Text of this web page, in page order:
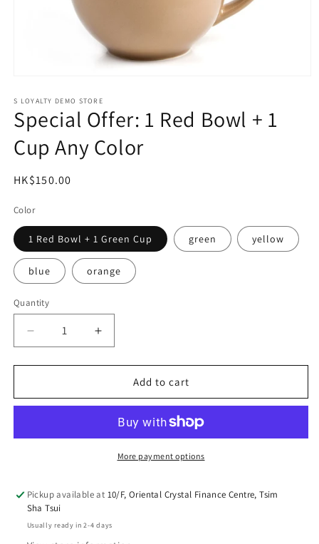
1
in
modal
S LOYALTY DEMO STORE
Special Offer: 1 Red Bowl + 1
Cup Any Color
Regular
HK$150.00
Color
1 Red Bowl + 1 Green Cup green yellow
blue orange
Quantity
Decrease
quantity
for
Offer:
Bowl
Any
Color
Increase
quantity
for
Special
Offer:
Red
Bowl
Any
Add to cart
More payment options
Pickup available at 10/F, Oriental Crystal Finance Centre, Tsim
Sha Tsui
Usually ready in 2-4 days